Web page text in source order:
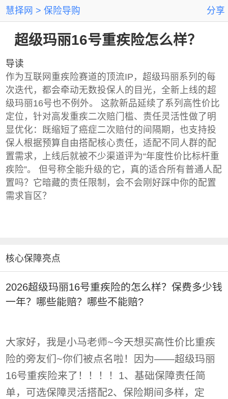
慧择网 保险导购 分享
超级玛丽16号重疾险怎么样？
导读
作为互联网重疾险赛道的顶流IP，超级玛丽系列的每
次迭代，都会牵动无数投保人的目光，全新上线的超
级玛丽16号也不例外。 这款新品延续了系列高性价比
定位，针对高发重疾二次赔门槛、责任灵活性做了明
显优化：既缩短了癌症二次赔付的间隔期，也支持投
保人根据预算自由搭配核心责任，适配不同人群的配
置需求，上线后就被不少渠道评为“年度性价比标杆重
疾险”。 但号称全能升级的它，真的适合所有普通人配
置吗？它暗藏的责任限制，会不会刚好踩中你的配置
需求盲区？
核心保障亮点
2026超级玛丽16号重疾险的怎么样？保费多少钱
一年？哪些能赔？哪些不能赔?
大家好，我是小马老师~今天想买高性价比重疾
险的旁友们~你们被点名啦！因为——超级玛丽
16号重疾险来了！！！！1、基础保障责任简
单，可选保障灵活搭配2、保险期间多样，定